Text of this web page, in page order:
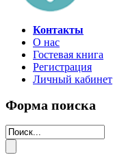
Контакты
О нас
Гостевая книга
Регистрация
Личный кабинет
Форма поиска